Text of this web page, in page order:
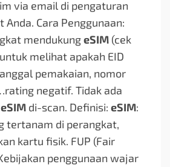
via email di pengaturan
Anda. Cara Penggunaan:
mendukungeSIM (cek
melihat apakah EID
pemakaian, nomor
negatif. Tidak ada
eSIM di-scan. Definisi: eSIM:
tertanam di perangkat,
kartu fisik. FUP (Fair
penggunaan wajar